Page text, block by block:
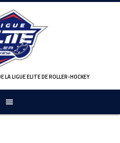
LA LIGUE ELITE DE ROLLER-HOCKEY